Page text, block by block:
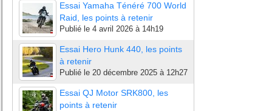
Essai Yamaha Ténéré 700 World
Raid, les points à retenir
Publié le 4 avril 2026 à 14h19
Essai Hero Hunk 440, les points
à retenir
Publié le 20 décembre 2025 à 12h27
Essai QJ Motor SRK800, les
points à retenir